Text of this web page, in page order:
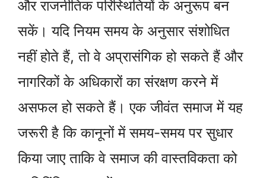
और राजनीतिक परिस्थितियों के अनुरूप बन
सकें। यदि नियम समय के अनुसार संशोधित
नहीं होते हैं, तो वे अप्रासंगिक हो सकते हैं और
नागरिकों के अधिकारों का संरक्षण करने में
असफल हो सकते हैं। एक जीवंत समाज में यह
जरूरी है कि कानूनों में समय-समय पर सुधार
किया जाए ताकि वे समाज की वास्तविकता को